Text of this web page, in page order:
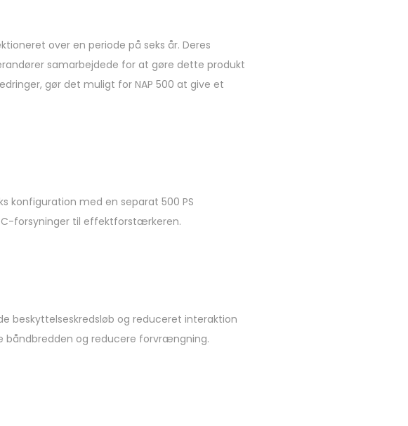
over en periode på seks år. Deres
samarbejdede for at gøre dette produkt
gør det muligt for NAP 500 at give et
konfiguration med en separat 500 PS
forsyninger til effektforstærkeren.
beskyttelseskredsløb og reduceret interaktion
båndbredden og reducere forvrængning.